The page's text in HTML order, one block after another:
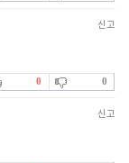
신고
0 0
신고